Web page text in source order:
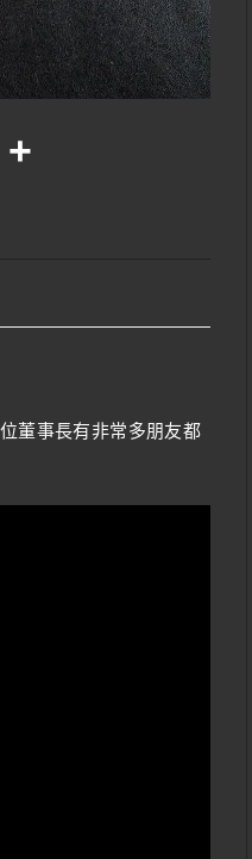
董事長有非常多朋友都